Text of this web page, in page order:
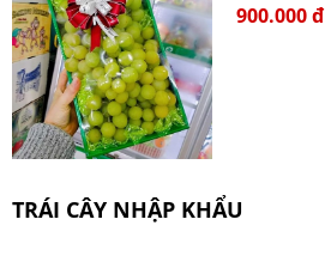
900.000 đ
TRÁI CÂY NHẬP KHẨU